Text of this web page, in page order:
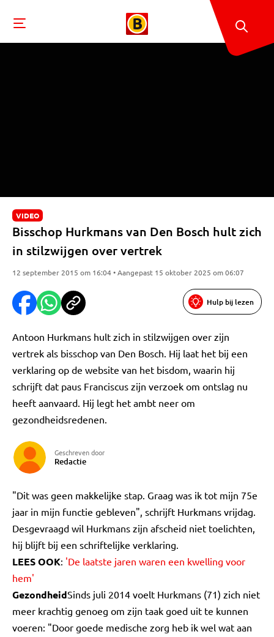
VIDEO
Bisschop Hurkmans van Den Bosch hult zich
in stilzwijgen over vertrek
12 september 2015 om 16:04 • Aangepast 15 oktober 2025 om 06:07
Hulp bij lezen
Antoon Hurkmans hult zich in stilzwijgen over zijn
vertrek als bisschop van Den Bosch. Hij laat het bij een
verklaring op de website van het bisdom, waarin hij
schrijft dat paus Franciscus zijn verzoek om ontslag nu
heeft aanvaard. Hij legt het ambt neer om
gezondheidsredenen.
Geschreven door
Redactie
"Dit was geen makkelijke stap. Graag was ik tot mijn 75e
jaar in mijn functie gebleven", schrijft Hurkmans vrijdag.
Desgevraagd wil Hurkmans zijn afscheid niet toelichten,
hij blijft bij een schriftelijke verklaring.
LEES OOK: 'De laatste jaren waren een kwelling voor
hem'
GezondheidSinds juli 2014 voelt Hurkmans (71) zich niet
meer krachtig genoeg om zijn taak goed uit te kunnen
voeren: "Door goede medische zorg heb ik wel wat aan